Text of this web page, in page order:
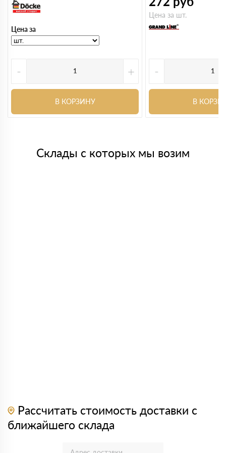
Цена за
- +
В КОРЗИНУ
Цена за шт.
-
В
Склады с которых мы возим
Рассчитать стоимость доставки с
ближайшего склада